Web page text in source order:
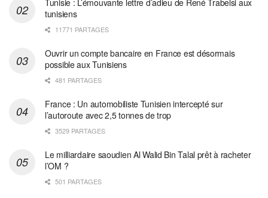
tunisiens
11771 PARTAGES
Ouvrir un compte bancaire en France est désormais
possible aux Tunisiens
481 PARTAGES
France : Un automobiliste Tunisien intercepté sur
l’autoroute avec 2,5 tonnes de trop
3529 PARTAGES
Le milliardaire saoudien Al Walid Bin Talal prêt à racheter
l’OM ?
501 PARTAGES